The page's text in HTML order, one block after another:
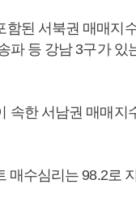
함된 서북권 매매지
파 등 강남 3구가
속한 서남권 매매
매수심리는 98.2로